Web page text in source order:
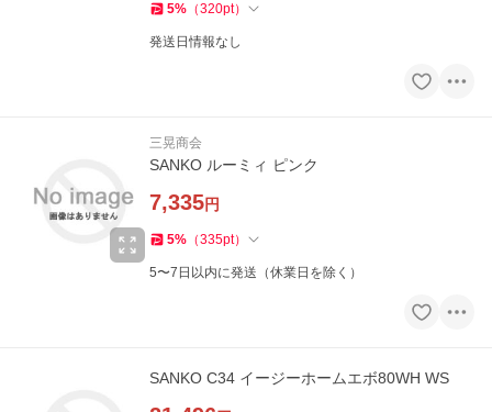
5% （320pt）
発送日情報なし
三晃商会
SANKO ルーミィ ピンク
7,335円
5% （335pt）
5〜7日以内に発送（休業日を除く）
SANKO C34 イージーホームエボ80WH WS